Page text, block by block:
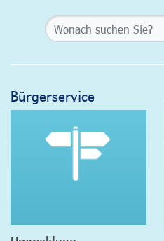
Bürgerservice